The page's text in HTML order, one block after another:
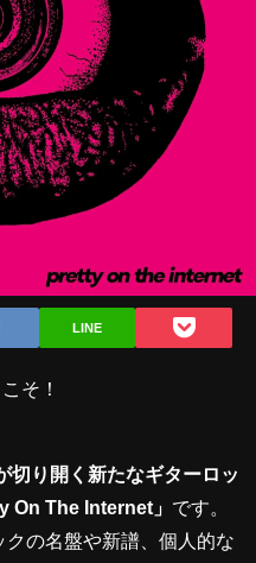
LINE
そ！
切り開く新たなギターロッ
On The Internet」 です。
クの名盤や新譜、個人的な